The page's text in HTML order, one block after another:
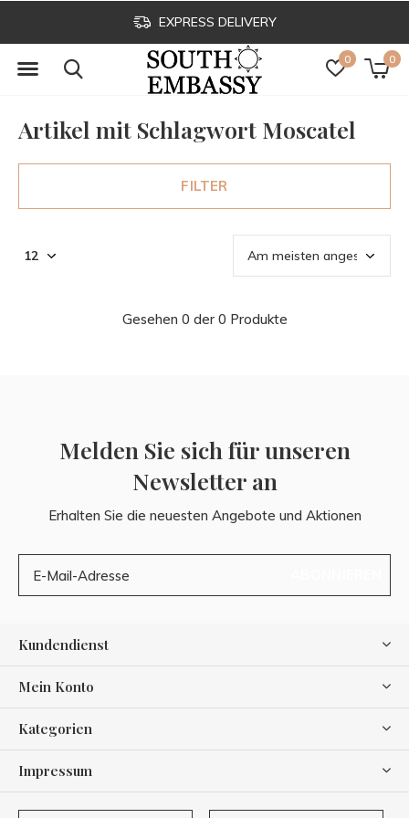
0 0
EXPRESS DELIVERY
Artikel mit Schlagwort Moscatel
FILTER
Gesehen 0 der 0 Produkte
Melden Sie sich für unseren
Newsletter an
Erhalten Sie die neuesten Angebote und Aktionen
Kundendienst
Mein Konto
Kategorien
Impressum